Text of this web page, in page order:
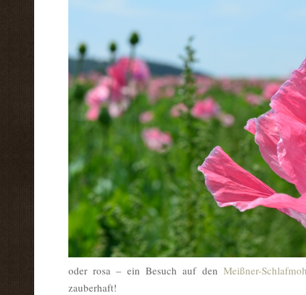
oder rosa – ein Besuch auf den Meißner-
zauberhaft!